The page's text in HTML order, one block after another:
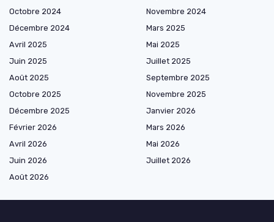
Octobre 2024
Novembre 2024
Décembre 2024
Mars 2025
Avril 2025
Mai 2025
Juin 2025
Juillet 2025
Août 2025
Septembre 2025
Octobre 2025
Novembre 2025
Décembre 2025
Janvier 2026
Février 2026
Mars 2026
Avril 2026
Mai 2026
Juin 2026
Juillet 2026
Août 2026